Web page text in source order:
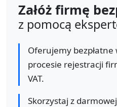
Załóż firmę
z pomocą
Oferujemy bezpłatne
procesie rejestracji
VAT.
Skorzystaj z